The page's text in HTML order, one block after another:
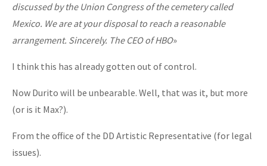
discussed by the Union Congress of the cemetery called
Mexico. We are at your disposal to reach a reasonable
arrangement. Sincerely. The CEO of HBO»
I think this has already gotten out of control.
Now Durito will be unbearable. Well, that was it, but more
(or is it Max?).
From the office of the DD Artistic Representative (for legal
issues).